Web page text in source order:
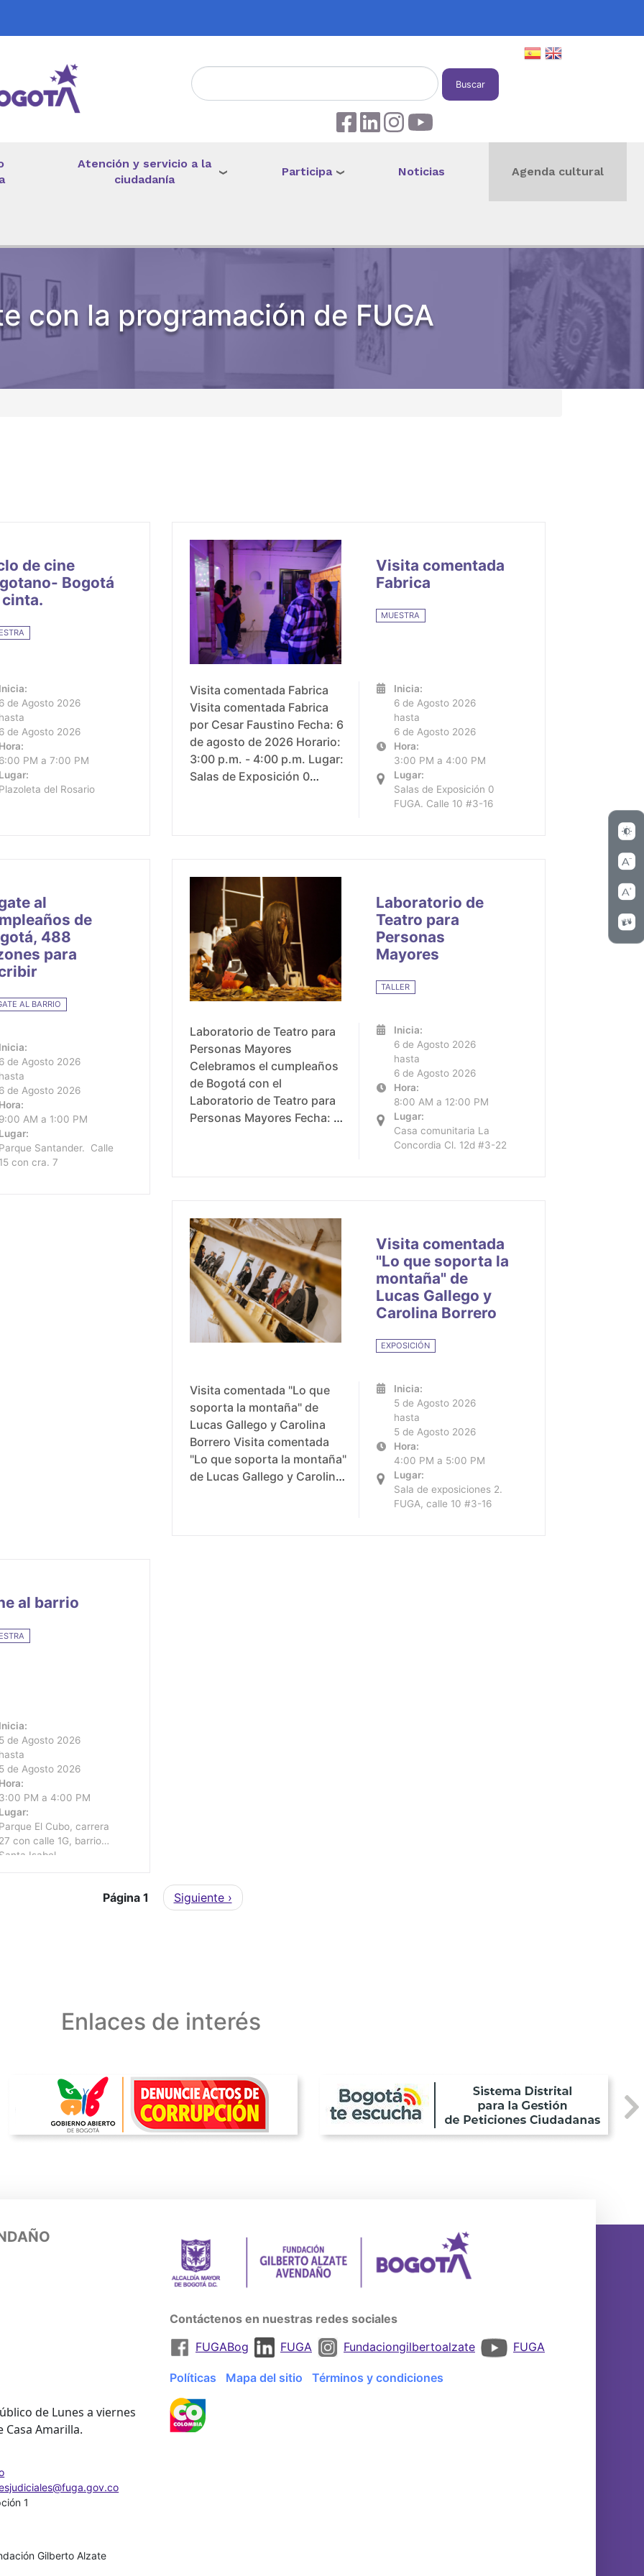
Buscar
Atención y servicio a la
ciudadanía
Participa Noticias Agenda cultural
con la programación de FUGA
de cine
Bogotá
de Agosto 2026
de Agosto 2026
PM a 7:00 PM
del Rosario
Visita comentada
Fabrica
MUESTRA
Visita comentada Fabrica
Visita comentada Fabrica
por Cesar Faustino Fecha: 6
de agosto de 2026 Horario:
3:00 p.m. - 4:00 p.m. Lugar:
Salas de Exposición 0
Inicia:
6 de Agosto 2026
hasta
6 de Agosto 2026
Hora:
3:00 PM a 4:00 PM
Lugar:
Salas de Exposición 0
FUGA. Calle 10 #3-16
al
de
488
para
AL BARRIO
de Agosto 2026
de Agosto 2026
AM a 1:00 PM
Santander. Calle
con cra. 7
Laboratorio de
Teatro para
Personas
Mayores
TALLER
Laboratorio de Teatro para
Personas Mayores
Celebramos el cumpleaños
de Bogotá con el
Laboratorio de Teatro para
Personas Mayores Fecha: 6
Inicia:
6 de Agosto 2026
hasta
6 de Agosto 2026
Hora:
8:00 AM a 12:00 PM
Lugar:
Casa comunitaria La
Concordia Cl. 12d #3-22
Visita comentada
"Lo que soporta la
montaña" de
Lucas Gallego y
Carolina Borrero
EXPOSICIÓN
Visita comentada "Lo que
soporta la montaña" de
Lucas Gallego y Carolina
Borrero Visita comentada
"Lo que soporta la montaña"
de Lucas Gallego y Carolina
Inicia:
5 de Agosto 2026
hasta
5 de Agosto 2026
Hora:
4:00 PM a 5:00 PM
Lugar:
Sala de exposiciones 2.
FUGA, calle 10 #3-16
al barrio
de Agosto 2026
de Agosto 2026
PM a 4:00 PM
El Cubo, carrera
con calle 1G, barrio
Isabel
Página 1 Siguiente página
Siguiente ›
Enlaces de interés
de Lunes a viernes
Casa Amarilla.
1
Gilberto Alzate
Contáctenos en nuestras redes sociales
FUGABog
FUGA Fundaciongilbertoalzate FUGA
Políticas Mapa del sitio Términos y condiciones